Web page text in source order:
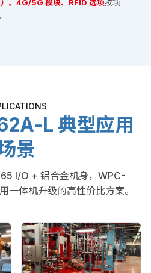
、4G/5G 模块、RFID 选项按项
L 典型应用
景
I/O + 铝合金机身，WPC-
体机升级的高性价比方案。